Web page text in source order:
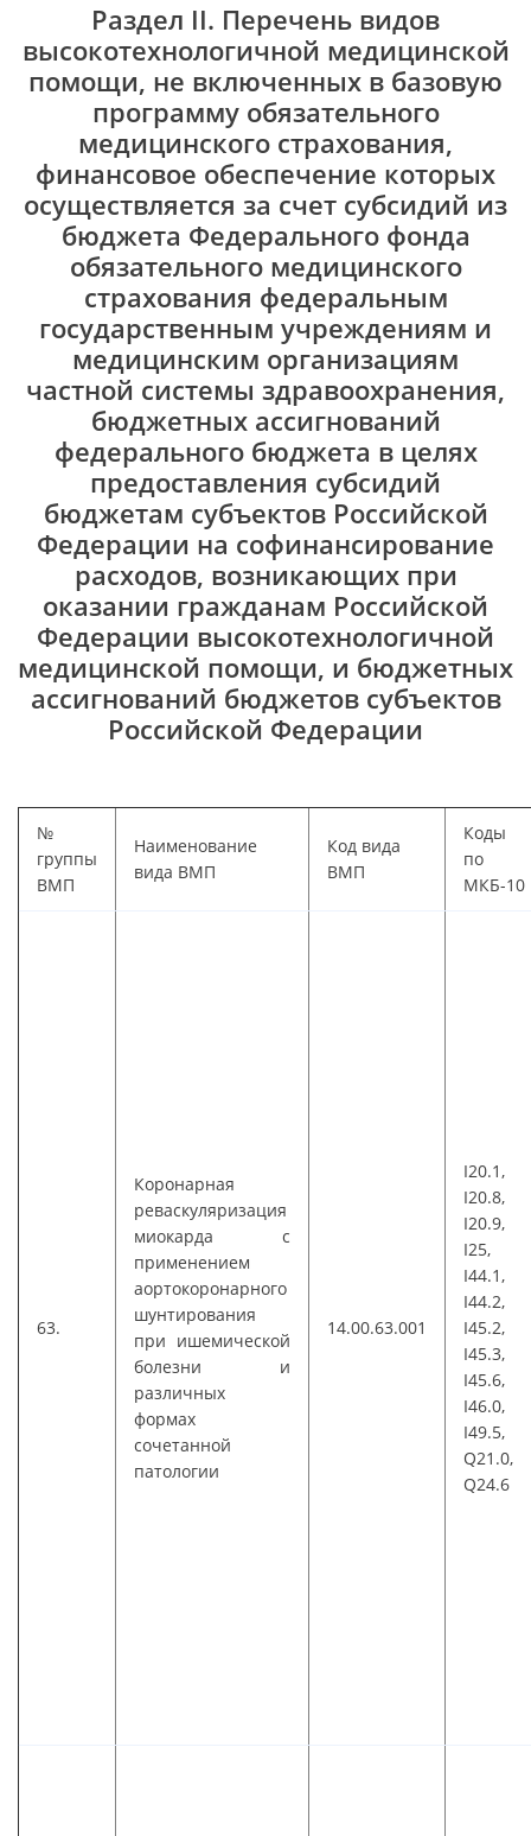
Раздел II. Перечень видов
высокотехнологичной медицинской
помощи, не включенных в базовую
программу обязательного
медицинского страхования,
финансовое обеспечение которых
осуществляется за счет субсидий из
бюджета Федерального фонда
обязательного медицинского
страхования федеральным
государственным учреждениям и
медицинским организациям
частной системы здравоохранения,
бюджетных ассигнований
федерального бюджета в целях
предоставления субсидий
бюджетам субъектов Российской
Федерации на софинансирование
расходов, возникающих при
оказании гражданам Российской
Федерации высокотехнологичной
медицинской помощи, и бюджетных
ассигнований бюджетов субъектов
Российской Федерации
№
группы
ВМП
Наименование
вида ВМП
Код вида
ВМП
Коды
по
МКБ-10
63.
Коронарная
реваскуляризация
миокарда с
применением
аортокоронарного
шунтирования
при ишемической
болезни и
различных
формах
сочетанной
патологии
14.00.63.001
I20.1,
I20.8,
I20.9,
I25,
I44.1,
I44.2,
I45.2,
I45.3,
I45.6,
I46.0,
I49.5,
Q21.0,
Q24.6